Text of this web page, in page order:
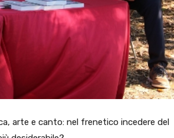
arte e canto: nel frenetico incedere del